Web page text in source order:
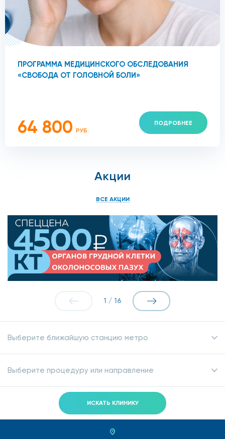
ПРОГРАММА МЕДИЦИНСКОГО ОБСЛЕДОВАНИЯ
«СВОБОДА ОТ ГОЛОВНОЙ БОЛИ»
64 800 РУБ.
ПОДРОБНЕЕ
Акции
ВСЕ АКЦИИ
1 / 16
Выберите ближайшую станцию метро
Выберите процедуру или направление
ИСКАТЬ КЛИНИКУ